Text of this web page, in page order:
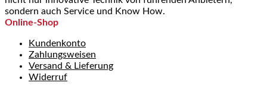
sondern auch Service und Know How.
Online-Shop
Kundenkonto
Zahlungsweisen
Versand & Lieferung
Widerruf